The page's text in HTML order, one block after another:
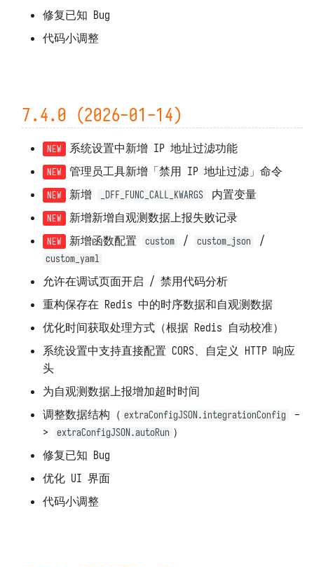
修复已知 Bug
代码小调整
7.4.0 (2026-01-14)
系统设置中新增 IP 地址过滤功能
管理员工具新增「禁用 IP 地址过滤」命令
新增
_DFF_FUNC_CALL_KWARGS
内置变量
新增新增自观测数据上报失败记录
新增函数配置
custom / custom_json /
custom_yaml
允许在调试页面开启 / 禁用代码分析
重构保存在 Redis 中的时序数据和自观测数据
优化时间获取处理方式（根据 Redis 自动校准）
系统设置中支持直接配置 CORS、自定义 HTTP 响应
头
为自观测数据上报增加超时时间
调整数据结构（ extraConfigJSON.integrationConfig
-
>
extraConfigJSON.autoRun ）
修复已知 Bug
优化 UI 界面
代码小调整